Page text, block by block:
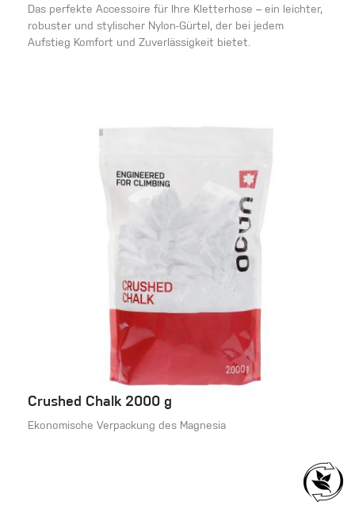
Das perfekte Accessoire für Ihre Kletterhose – ein leichter,
robuster und stylischer Nylon-Gürtel, der bei jedem
Aufstieg Komfort und Zuverlässigkeit bietet.
Crushed Chalk 2000 g
Ekonomische Verpackung des Magnesia